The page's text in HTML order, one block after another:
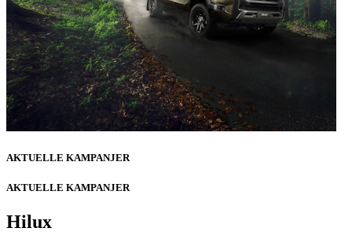
AKTUELLE KAMPANJER
AKTUELLE KAMPANJER
Hilux